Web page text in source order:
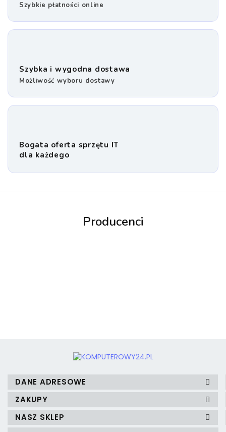
Szybkie płatności online
Szybka i wygodna dostawa
Możliwość wyboru dostawy
Bogata oferta sprzętu IT
dla każdego
Producenci
3mk Protection
DANE ADRESOWE
ZAKUPY
NASZ SKLEP